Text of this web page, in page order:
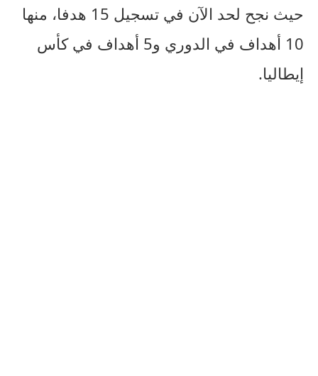
حيث نجح لحد الآن في تسجيل 15 هدفا، منها
10 أهداف في الدوري و5 أهداف في كأس
إيطاليا.